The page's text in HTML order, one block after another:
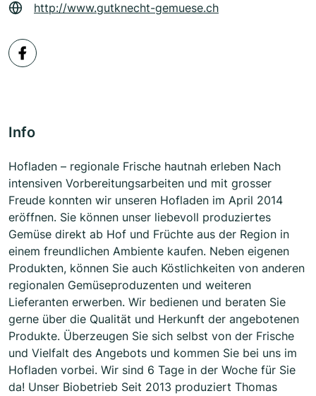
http://www.gutknecht-gemuese.ch
Info
Hofladen – regionale Frische hautnah erleben Nach
intensiven Vorbereitungsarbeiten und mit grosser
Freude konnten wir unseren Hofladen im April 2014
eröffnen. Sie können unser liebevoll produziertes
Gemüse direkt ab Hof und Früchte aus der Region in
einem freundlichen Ambiente kaufen. Neben eigenen
Produkten, können Sie auch Köstlichkeiten von anderen
regionalen Gemüseproduzenten und weiteren
Lieferanten erwerben. Wir bedienen und beraten Sie
gerne über die Qualität und Herkunft der angebotenen
Produkte. Überzeugen Sie sich selbst von der Frische
und Vielfalt des Angebots und kommen Sie bei uns im
Hofladen vorbei. Wir sind 6 Tage in der Woche für Sie
da! Unser Biobetrieb Seit 2013 produziert Thomas